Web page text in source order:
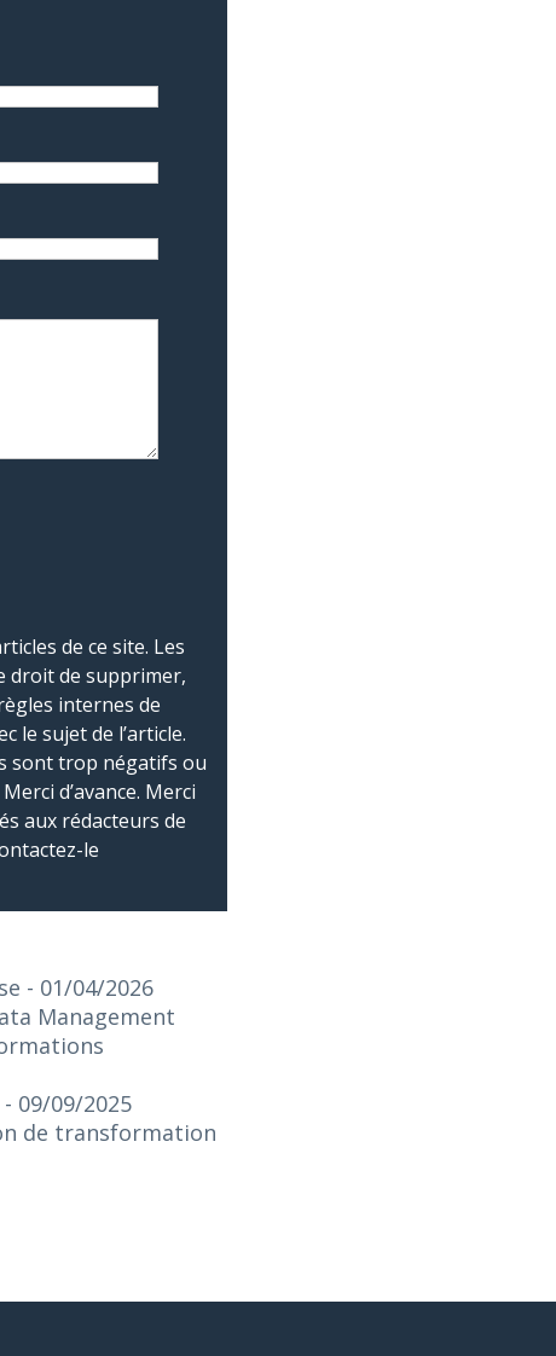
de ce site. Les
droit de supprimer,
internes de
le sujet de l’article.
sont trop négatifs ou
d’avance. Merci
aux rédacteurs de
le
- 01/04/2026
Management
- 09/09/2025
de transformation